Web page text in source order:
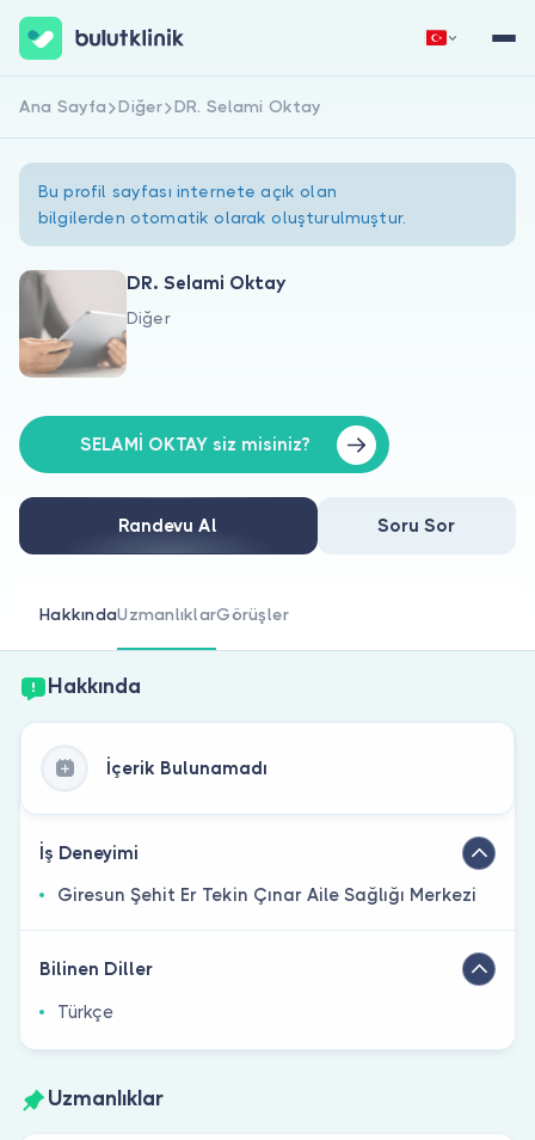
Hakkımızda
Doktorlar için
Doktor musunuz?
Hemen Kaydol
Ana Sayfa Diğer DR. Selami Oktay
Bu profil sayfası internete açık olan
bilgilerden otomatik olarak oluşturulmuştur.
DR. Selami Oktay
Diğer
SELAMİ OKTAY siz misiniz?
Randevu Al Soru Sor
HakkındaUzmanlıklarGörüşler
Hakkında
İçerik Bulunamadı
İş Deneyimi
Giresun Şehit Er Tekin Çınar Aile Sağlığı Merkezi
Bilinen Diller
Türkçe
Uzmanlıklar